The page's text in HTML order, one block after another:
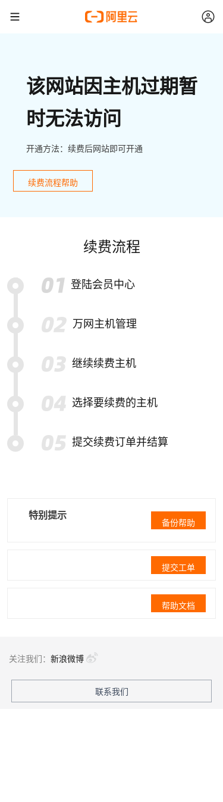
该网站因主机过期暂
时无法访问
开通方法：续费后网站即可开通
续费流程帮助
续费流程
登陆会员中心
万网主机管理
继续续费主机
选择要续费的主机
提交续费订单并结算
特别提示
备份帮助
提交工单
帮助文档